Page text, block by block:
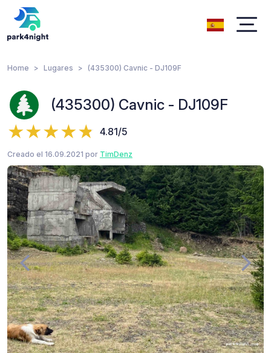
Home Lugares (435300) Cavnic - DJ109F
(435300) Cavnic - DJ109F
4.81/5
Creado el 16.09.2021 por TimDenz